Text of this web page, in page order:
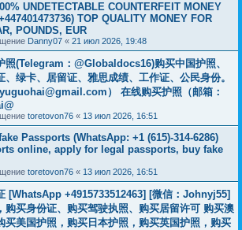
UNDETECTABLE COUNTERFEIT MONEY
TOP QUALITY MONEY FOR
POUNDS, EUR
Danny07 « 21 июл 2026, 19:48
照(Telegram：@Globaldocs16)购买中国护照、
、绿卡、居留证、雅思成绩、工作证、公民身份。
） 在线购买护照（邮箱：
toretovon76 « 13 июл 2026, 16:51
Passports (WhatsApp: +1 (615)-314-6286)
online, apply for legal passports, buy fake
toretovon76 « 13 июл 2026, 16:51
[WhatsApp +4915733512463] [微信：Johnyj55]
购买身份证、购买驾驶执照、购买居留许可 购买澳
买美国护照，购买日本护照，购买英国护照，购买